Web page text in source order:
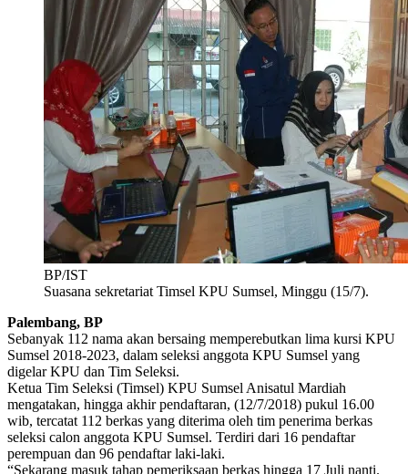
BP/IST
Suasana sekretariat Timsel KPU Sumsel, Minggu (15/7).
Palembang, BP
Sebanyak 112 nama akan bersaing memperebutkan lima kursi KPU
Sumsel 2018-2023, dalam seleksi anggota KPU Sumsel yang
digelar KPU dan Tim Seleksi.
Ketua Tim Seleksi (Timsel) KPU Sumsel Anisatul Mardiah
mengatakan, hingga akhir pendaftaran, (12/7/2018) pukul 16.00
wib, tercatat 112 berkas yang diterima oleh tim penerima berkas
seleksi calon anggota KPU Sumsel. Terdiri dari 16 pendaftar
perempuan dan 96 pendaftar laki-laki.
“Sekarang masuk tahap pemeriksaan berkas hingga 17 Juli nanti.